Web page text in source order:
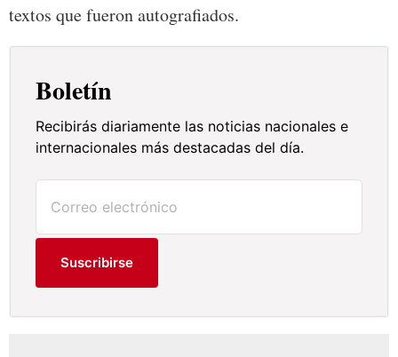
textos que fueron autografiados.
Boletín
Recibirás diariamente las noticias nacionales e
internacionales más destacadas del día.
Suscribirse